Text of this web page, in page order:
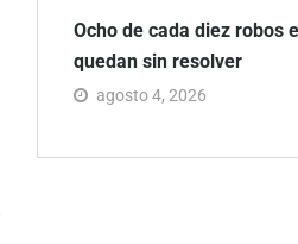
Ocho de cada diez robos
quedan sin resolver
agosto 4, 2026